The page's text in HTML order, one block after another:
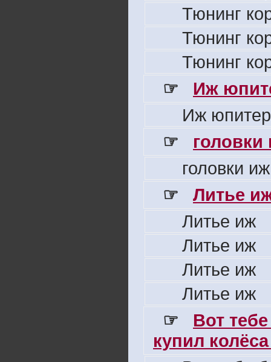
Тюнинг
Тюнинг
Тюнинг
☞
Иж
Иж
☞
головки
☞
Литье
Литье иж
Литье иж
Литье иж
Литье иж
☞
Вот
купил